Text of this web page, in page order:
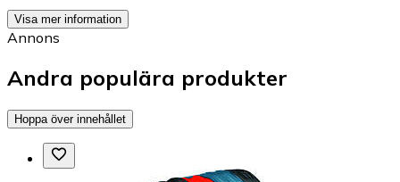
Visa mer information
Annons
Andra populära produkter
Hoppa över innehållet